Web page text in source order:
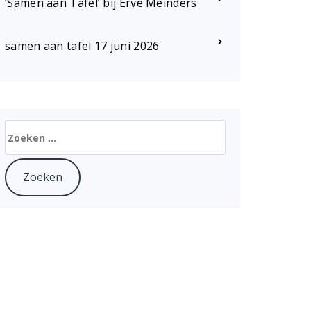
samen aan tafel 17 juni 2026